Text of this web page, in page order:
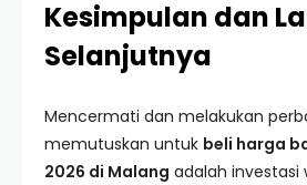
Kesimpulan dan
Selanjutnya
Mencermati dan melakukan
memutuskan untuk beli harga
2026 di Malang adalah investasi